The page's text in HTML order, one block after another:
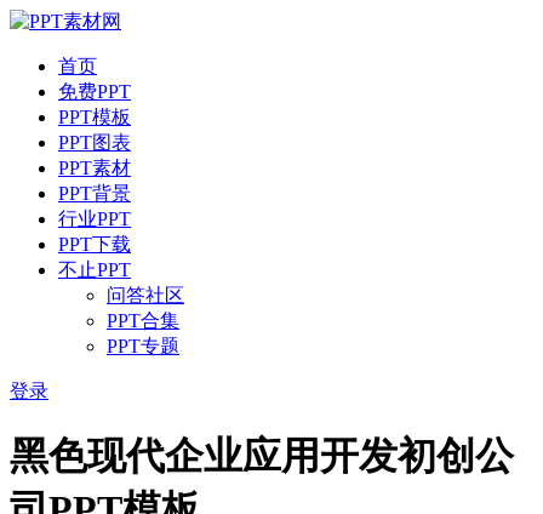
首页
免费PPT
PPT模板
PPT图表
PPT素材
PPT背景
行业PPT
PPT下载
不止PPT
问答社区
PPT合集
PPT专题
登录
黑色现代企业应用开发初创公